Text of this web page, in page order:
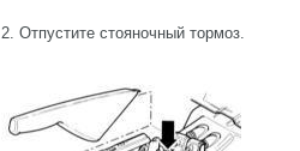
2. Отпустите стояночный тормоз.